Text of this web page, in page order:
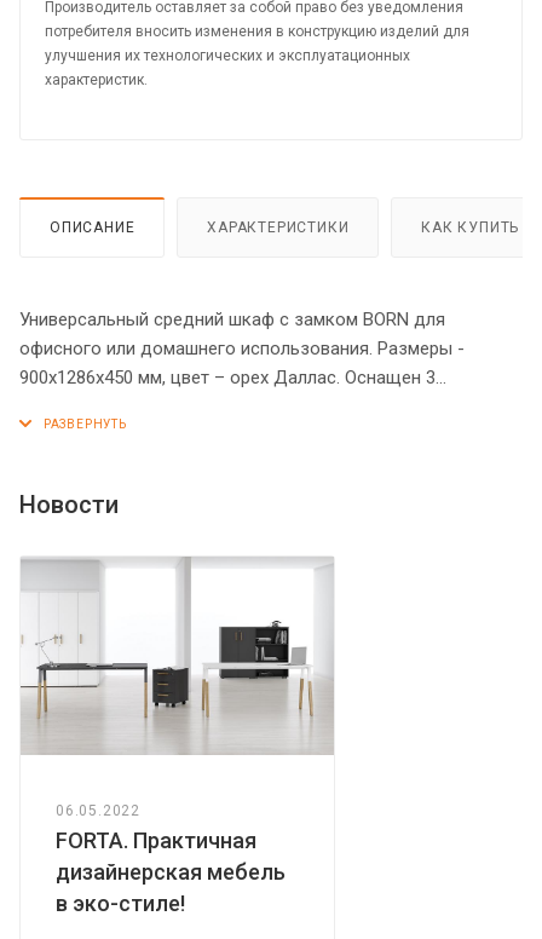
Производитель оставляет за собой право без уведомления
потребителя вносить изменения в конструкцию изделий для
улучшения их технологических и эксплуатационных
характеристик.
ОПИСАНИЕ ХАРАКТЕРИСТИКИ КАК КУПИТЬ
Универсальный средний шкаф с замком BORN для
офисного или домашнего использования. Размеры -
900х1286х450 мм, цвет – орех Даллас. Оснащен 3
из ЛДСП, а верхняя - открытая. На дверцах установлены
Шкаф имеет опоры увеличенной длины. Конструкция
устойчивость на неровном полу.
Новости
06.05.2022
FORTA. Практичная
дизайнерская мебель
в эко-стиле!